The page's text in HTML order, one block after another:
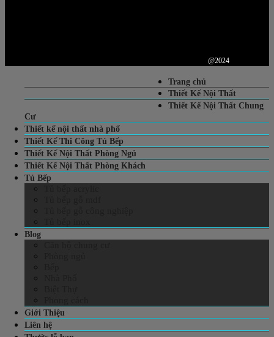
@2024
Trang chủ
Thiết Kế Nội Thất
Thiết Kế Nội Thất Chung
Cư
Thiết kế nội thất nhà phố
Thiết Kế Thi Công Tủ Bếp
Thiết Kế Nội Thất Phòng Ngủ
Thiết Kế Nội Thất Phòng Khách
Tủ Bếp
Blog
Giới Thiệu
Liên hệ